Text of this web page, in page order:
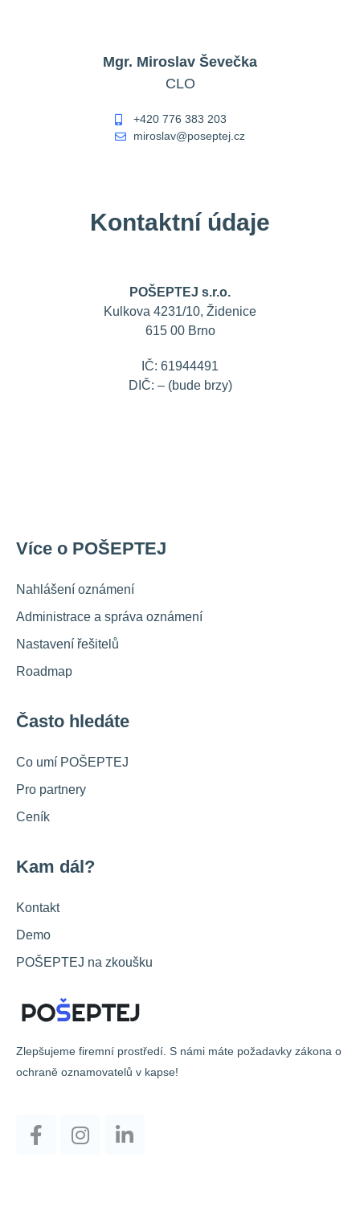
Mgr. Miroslav Ševečka
CLO
+420 776 383 203
miroslav@poseptej.cz
Kontaktní údaje
POŠEPTEJ s.r.o.
Kulkova 4231/10, Židenice
615 00 Brno
IČ: 61944491
DIČ: – (bude brzy)
Více o POŠEPTEJ
Nahlášení oznámení
Administrace a správa oznámení
Nastavení řešitelů
Roadmap
Často hledáte
Co umí POŠEPTEJ
Pro partnery
Ceník
Kam dál?
Kontakt
Demo
POŠEPTEJ na zkoušku
Zlepšujeme firemní prostředí. S námi máte požadavky zákona o
ochraně oznamovatelů v kapse!